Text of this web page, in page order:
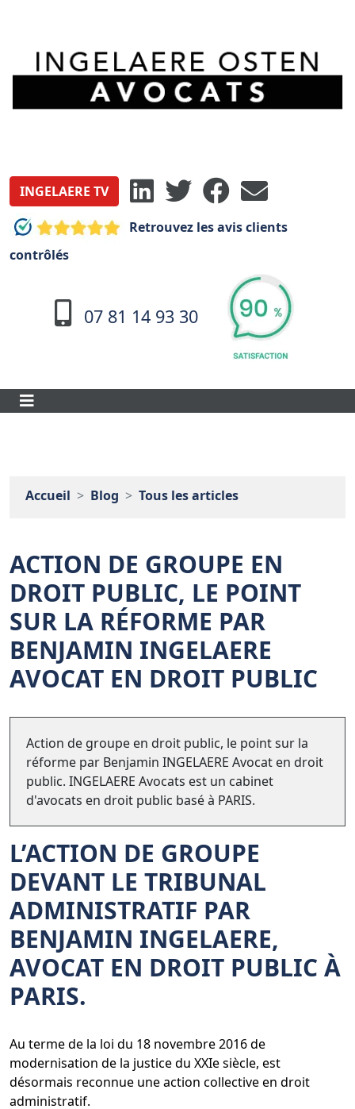
INGELAERE TV
Retrouvez les avis clients
contrôlés
07 81 14 93 30
Accueil Blog Tous les articles
ACTION DE GROUPE EN
DROIT PUBLIC, LE POINT
SUR LA RÉFORME PAR
BENJAMIN INGELAERE
AVOCAT EN DROIT PUBLIC
Action de groupe en droit public, le point sur la
réforme par Benjamin INGELAERE Avocat en droit
public. INGELAERE Avocats est un cabinet
d'avocats en droit public basé à PARIS.
L’ACTION DE GROUPE
DEVANT LE TRIBUNAL
ADMINISTRATIF PAR
BENJAMIN INGELAERE,
AVOCAT EN DROIT PUBLIC À
PARIS.
Au terme de la loi du 18 novembre 2016 de
modernisation de la justice du XXIe siècle, est
désormais reconnue une action collective en droit
administratif.